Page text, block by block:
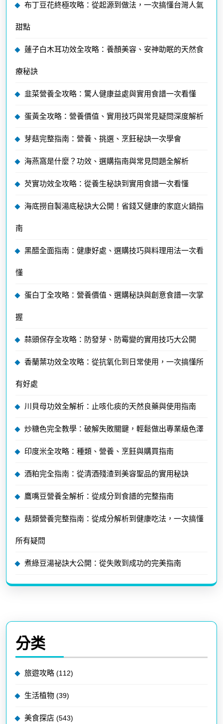
布丁豆花終極攻略：從起源到做法，一次搞懂台灣人氣
甜點
蓮子白木耳功效全攻略：養顏美容、安神助眠的天然食
療秘訣
韭菜營養全攻略：驚人健康益處與實用食譜一次看懂
蛋黃全攻略：營養價值、實用技巧與常見疑問深度解析
芽菇完整指南：營養、挑選、烹飪秘訣一次學會
海燕窩是什麼？功效、選購指南與常見問題全解析
芡實功效全攻略：從養生秘訣到實用食譜一次看懂
海底撈自製湯底秘訣大公開！省錢又健康的家庭火鍋指
南
黑醋全面指南：健康好處、選購技巧與料理用法一次看
懂
蛋白丁全攻略：營養價值、選購秘訣與創意食譜一次掌
握
蒜頭保存全攻略：防發芽、防霉變的實用技巧大公開
香蘭葉功效全攻略：從抗氧化到日常使用，一次搞懂所
有好處
川貝母功效全解析：止咳化痰的天然良藥與使用指南
炒糖色完全教學：破解失敗關鍵，輕鬆做出專業級色澤
印度米全攻略：種類、營養、烹飪與購買指南
酒粕完全指南：從清酒殘渣到美容聖品的實用秘訣
鷹嘴豆營養全解析：從成分到食譜的完整指南
菇類營養完整指南：從成分解析到健康吃法，一次搞懂
所有疑問
煮綠豆湯祕訣大公開：從失敗到成功的完美指南
分类
旅遊攻略 (112)
生活植物 (39)
美食探店 (543)